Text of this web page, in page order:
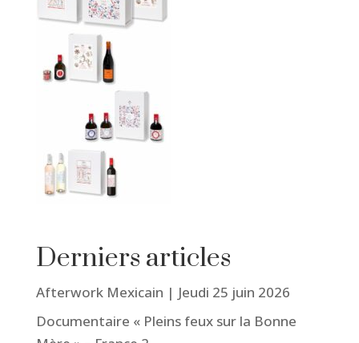
Derniers articles
Afterwork Mexicain | Jeudi 25 juin 2026
Documentaire « Pleins feux sur la Bonne